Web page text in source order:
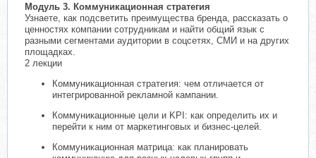
Модуль 3. Коммуникационная стратегия
Узнаете, как подсветить преимущества бренда, рассказать о
ценностях компании сотрудникам и найти общий язык с
разными сегментами аудитории в соцсетях, СМИ и на других
площадках.
2 лекции
Коммуникационная стратегия: чем отличается от
интегрированной рекламной кампании.
Коммуникационные цели и KPI: как определить их и
перейти к ним от маркетинговых и бизнес-целей.
Коммуникационная матрица: как планировать